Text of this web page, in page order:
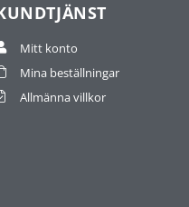
Mitt konto
Mina beställningar
Allmänna villkor